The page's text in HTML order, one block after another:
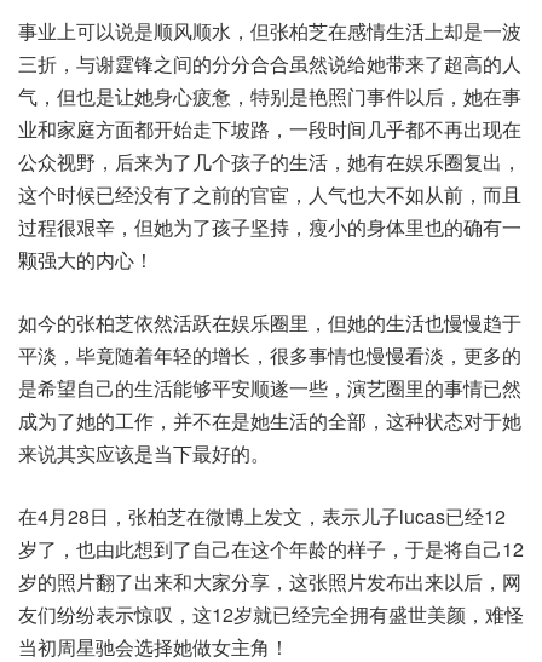
事业上可以说是顺风顺水，但张柏芝在感情生活上却是一波
三折，与谢霆锋之间的分分合合虽然说给她带来了超高的人
气，但也是让她身心疲惫，特别是艳照门事件以后，她在事
业和家庭方面都开始走下坡路，一段时间几乎都不再出现在
公众视野，后来为了几个孩子的生活，她有在娱乐圈复出，
这个时候已经没有了之前的官宦，人气也大不如从前，而且
过程很艰辛，但她为了孩子坚持，瘦小的身体里也的确有一
颗强大的内心！
如今的张柏芝依然活跃在娱乐圈里，但她的生活也慢慢趋于
平淡，毕竟随着年轻的增长，很多事情也慢慢看淡，更多的
是希望自己的生活能够平安顺遂一些，演艺圈里的事情已然
成为了她的工作，并不在是她生活的全部，这种状态对于她
来说其实应该是当下最好的。
在4月28日，张柏芝在微博上发文，表示儿子lucas已经12
岁了，也由此想到了自己在这个年龄的样子，于是将自己12
岁的照片翻了出来和大家分享，这张照片发布出来以后，网
友们纷纷表示惊叹，这12岁就已经完全拥有盛世美颜，难怪
当初周星驰会选择她做女主角！